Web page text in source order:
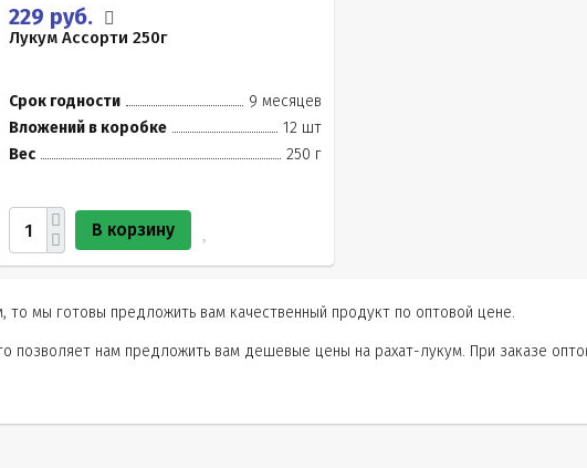
229 руб.
Лукум Ассорти 250г
Срок годности
9 месяцев
Вложений в коробке
12 шт
Вес
250 г
В корзину
то мы готовы предложить вам качественный продукт по оптовой цене.
позволяет нам предложить вам дешевые цены на рахат-лукум. При заказе